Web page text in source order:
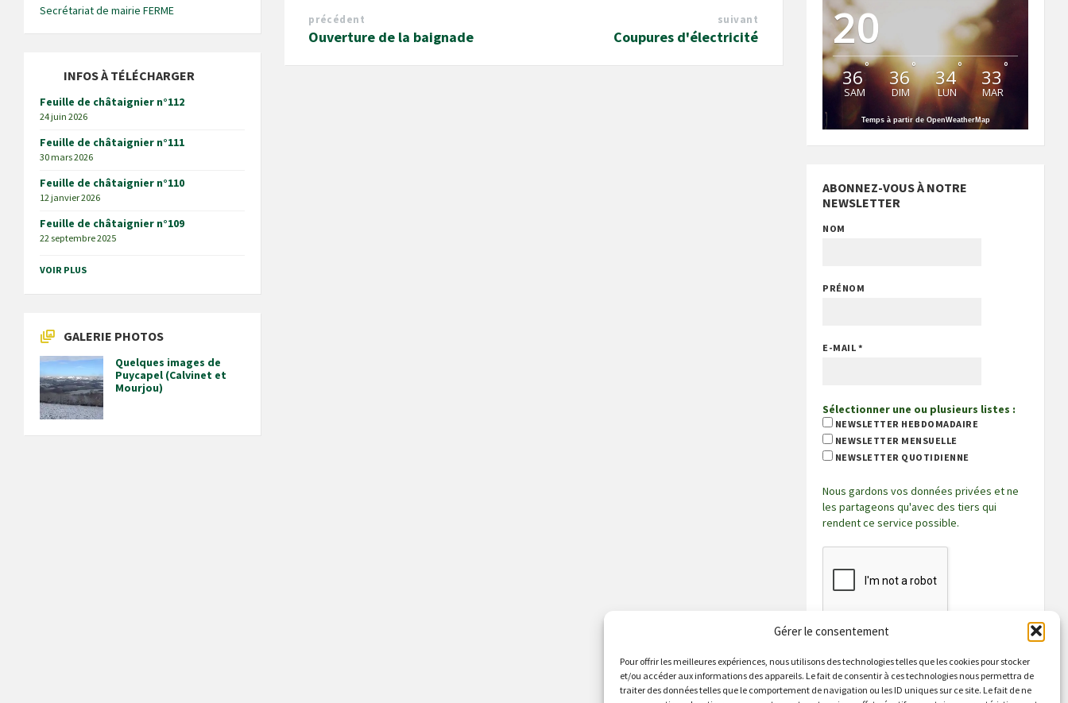
Gérer le consentement
Pour offrir les meilleures expériences, nous utilisons des technologies telles que les cookies pour stocker
et/ou accéder aux informations des appareils. Le fait de consentir à ces technologies nous permettra de
traiter des données telles que le comportement de navigation ou les ID uniques sur ce site. Le fait de ne
précédent
Ouverture de la baignade
suivant
Coupures d'électricité
Secrétariat de mairie FERME
INFOS À TÉLÉCHARGER
Feuille de châtaignier n°112
24 juin 2026
Feuille de châtaignier n°111
30 mars 2026
Feuille de châtaignier n°110
12 janvier 2026
Feuille de châtaignier n°109
22 septembre 2025
VOIR PLUS
GALERIE PHOTOS
Quelques images de
Puycapel (Calvinet et
Mourjou)
20
36°
SAM
36°
DIM
34°
LUN
33°
MAR
Temps à partir de OpenWeatherMap
ABONNEZ-VOUS À NOTRE
NEWSLETTER
NOM
PRÉNOM
E-MAIL *
Sélectionner une ou plusieurs listes :
NEWSLETTER HEBDOMADAIRE
NEWSLETTER MENSUELLE
NEWSLETTER QUOTIDIENNE
Nous gardons vos données privées et ne
les partageons qu'avec des tiers qui
rendent ce service possible.